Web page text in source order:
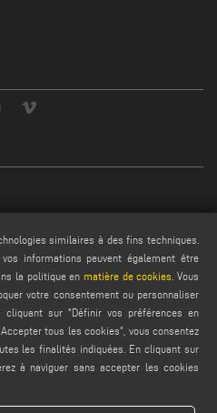
similaires à des fins techniques.
informations peuvent également être
la politique en matière de cookies . Vous
votre consentement ou personnaliser
sur "Définir vos préférences en
tous les cookies", vous consentez
les finalités indiquées. En cliquant sur
à naviguer sans accepter les cookies